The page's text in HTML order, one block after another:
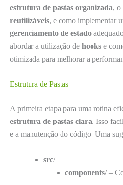
estrutura de pastas organizada, o
reutilizáveis, e como implementar
gerenciamento de estado
abordar a utilização de hooks e
otimizada para melhorar a
Estrutura de Pastas
A primeira etapa para uma rotina
estrutura de pastas clara. Isso
e a manutenção do código. Uma
src/
components/ –